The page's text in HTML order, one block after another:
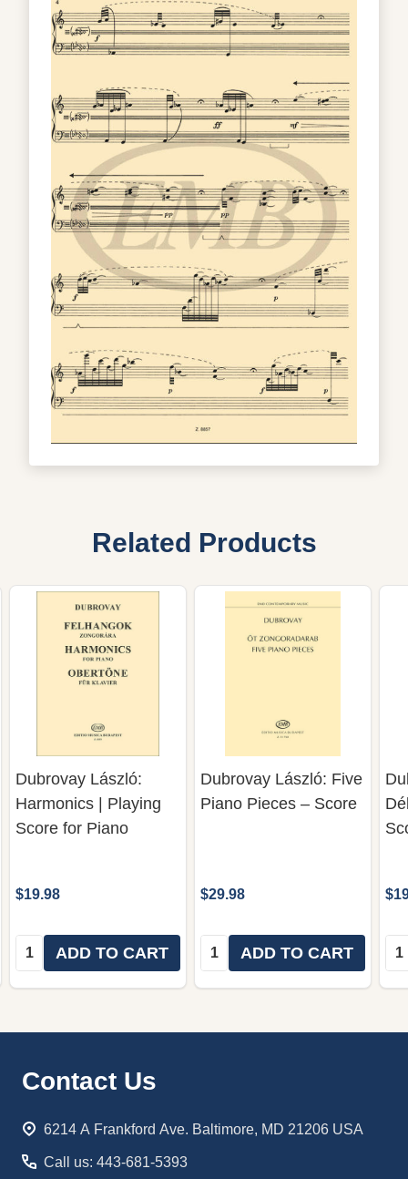
Related Products
Dubrovay László:
Harmonics | Playing
Score for Piano
$19.98
Quantity:ADD TO CART
Dubrovay László: Five
Piano Pieces – Score
$29.98
Quantity:ADD TO CART
Footer
Contact Us
6214 A Frankford Ave. Baltimore, MD 21206 USA
Call us: 443-681-5393